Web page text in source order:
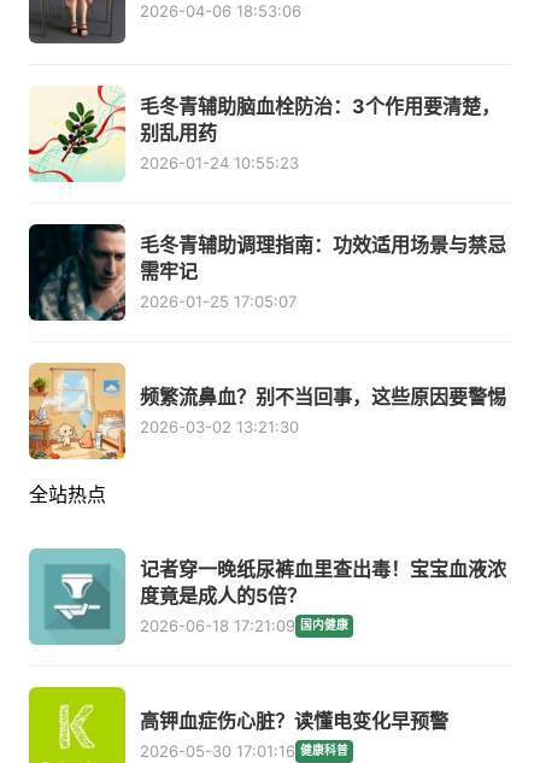
2026-04-06 18:53:06
毛冬青辅助脑血栓防治：3个作用要清楚，
别乱用药
2026-01-24 10:55:23
毛冬青辅助调理指南：功效适用场景与禁忌
需牢记
2026-01-25 17:05:07
频繁流鼻血？别不当回事，这些原因要警惕
2026-03-02 13:21:30
全站热点
记者穿一晚纸尿裤血里查出毒！宝宝血液浓
度竟是成人的5倍？
2026-06-18 17:21:09 国内健康
高钾血症伤心脏？读懂电变化早预警
2026-05-30 17:01:16 健康科普